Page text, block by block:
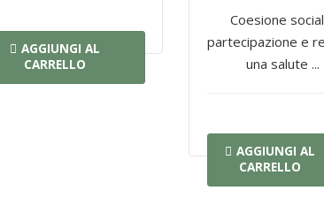
AGGIUNGI AL
CARRELLO
Coesione
partecipazione e
una salute ...
AGGIUNGI AL
CARRELLO